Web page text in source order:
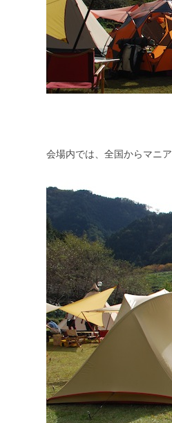
会場内では、全国からマニ